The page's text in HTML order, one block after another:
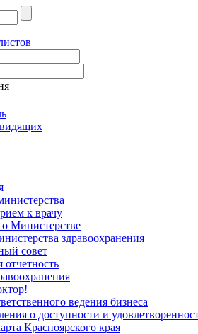
к врачу
Министерстве
здравоохранения
совет
ведения бизнеса
о доступности и
Красноярского края